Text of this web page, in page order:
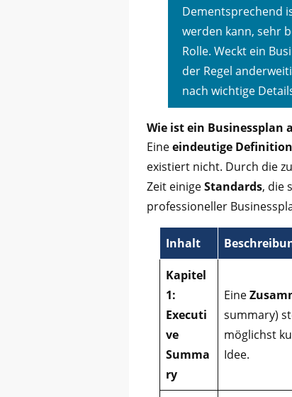
Dementsprechend
werden kann, sehr
Rolle. Weckt ein
der Regel
nach wichtige
Wie ist ein Businessplan
Eineeindeutige Definition
existiert nicht. Durch die
Zeit einigeStandards, die
professioneller
Inhalt
Kapitel
1:
Executi
ve
Summa
ry
Eine
summary)
möglichst
Idee.